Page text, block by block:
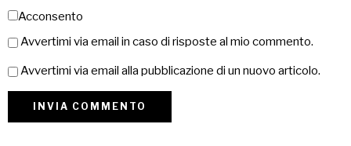
Acconsento
Avvertimi via email in caso di risposte al mio commento.
Avvertimi via email alla pubblicazione di un nuovo articolo.